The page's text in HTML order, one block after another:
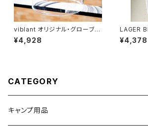
viblant オリジナル・グローブ 2
7x 一般販売
¥4,928
LAGER
5.6オン
¥4,378
CATEGORY
キャンプ用品